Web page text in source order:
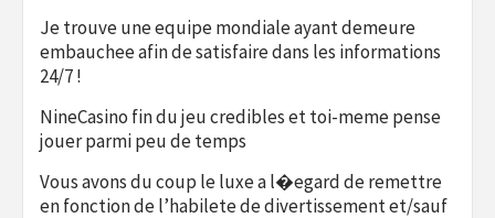
Je trouve une equipe mondiale ayant demeure
embauchee afin de satisfaire dans les informations
24/7 !
NineCasino fin du jeu credibles et toi-meme pense
jouer parmi peu de temps
Vous avons du coup le luxe a l�egard de remettre
en fonction de l’habilete de divertissement et/sauf